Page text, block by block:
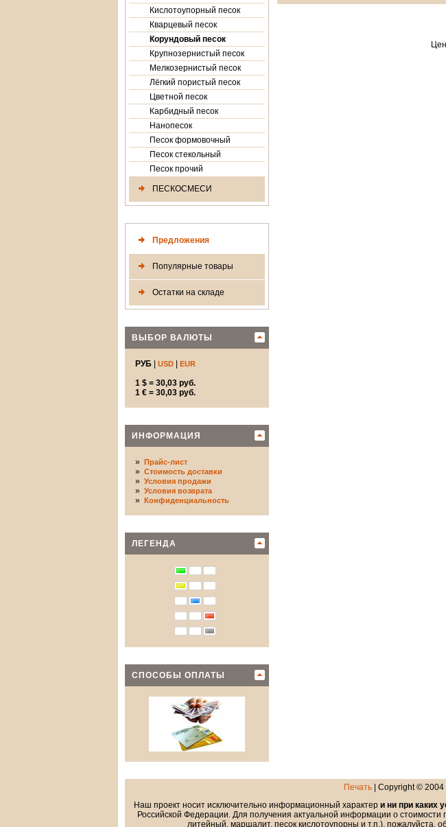
Кислотоупорный песок
Кварцевый песок
Корундовый песок
Крупнозернистый песок
Мелкозернистый песок
Лёгкий пористый песок
Цветной песок
Карбидный песок
Нанопесок
Песок формовочный
Песок стекольный
Песок прочий
ПЕСКОСМЕСИ
Предложения
Популярные товары
Остатки на складе
ВЫБОР ВАЛЮТЫ
РУБ USD EUR
1 $ = 30,03 руб.
1 € = 30,03 руб.
ИНФОРМАЦИЯ
» Прайс-лист
» Стоимость доставки
» Условия продажи
» Условия возврата
» Конфиденциальность
ЛЕГЕНДА
СПОСОБЫ ОПЛАТЫ
Печать | Copyright © 2004
Наш проект носит исключительно информационный характер и ни при каких
Российской Федерации. Для получения актуальной информации о
литейный, маршалит, песок кислотоупорны и т.п.), пожалуйста,